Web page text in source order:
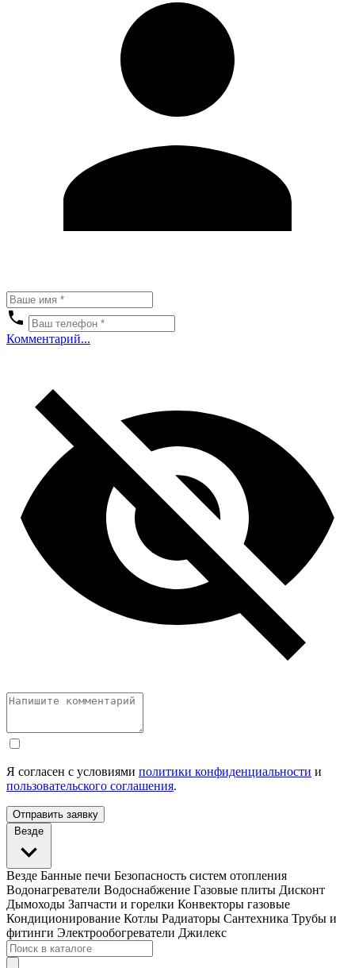
Комментарий...
Я согласен с условиями политики конфиденциальности и
пользовательского соглашения.
Отправить заявку
Везде
Везде Банные печи Безопасность систем отопления
Водонагреватели Водоснабжение Газовые плиты Дисконт
Дымоходы Запчасти и горелки Конвекторы газовые
Кондиционирование Котлы Радиаторы Сантехника Трубы и
фитинги Электрообогреватели Джилекс